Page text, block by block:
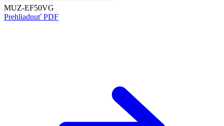
MUZ-EF50VG
Prehliadnuť PDF